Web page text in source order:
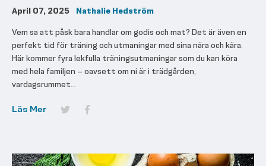
April 07, 2025
Nathalie Hedström
Vem sa att påsk bara handlar om godis och mat? Det är även en
perfekt tid för träning och utmaningar med sina nära och kära.
Här kommer fyra lekfulla träningsutmaningar som du kan köra
med hela familjen – oavsett om ni är i trädgården,
vardagsrummet...
Läs Mer